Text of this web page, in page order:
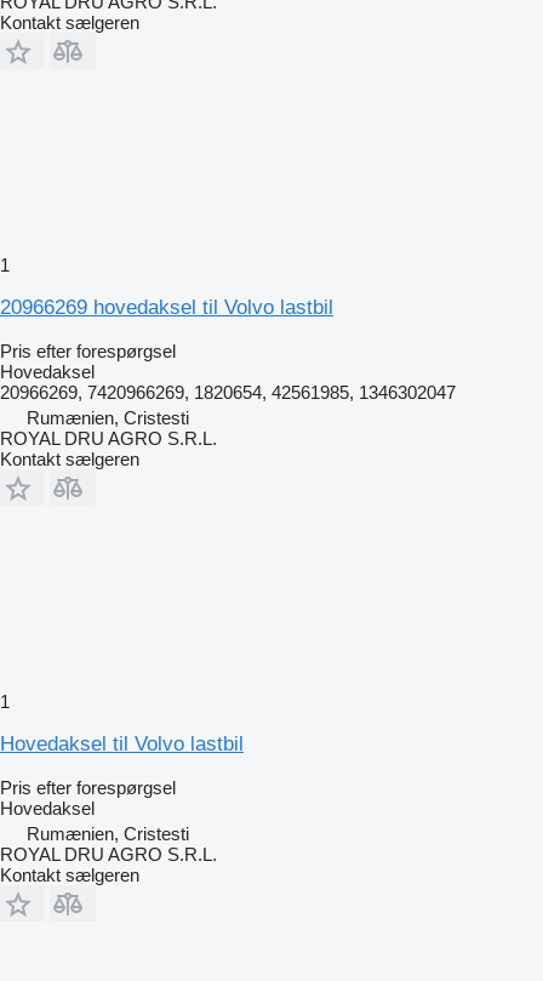
Kontakt sælgeren
1
20966269 hovedaksel til Volvo lastbil
Pris efter forespørgsel
Hovedaksel
20966269, 7420966269, 1820654, 42561985, 1346302047
Rumænien, Cristesti
ROYAL DRU AGRO S.R.L.
Kontakt sælgeren
1
Hovedaksel til Volvo lastbil
Pris efter forespørgsel
Hovedaksel
Rumænien, Cristesti
ROYAL DRU AGRO S.R.L.
Kontakt sælgeren